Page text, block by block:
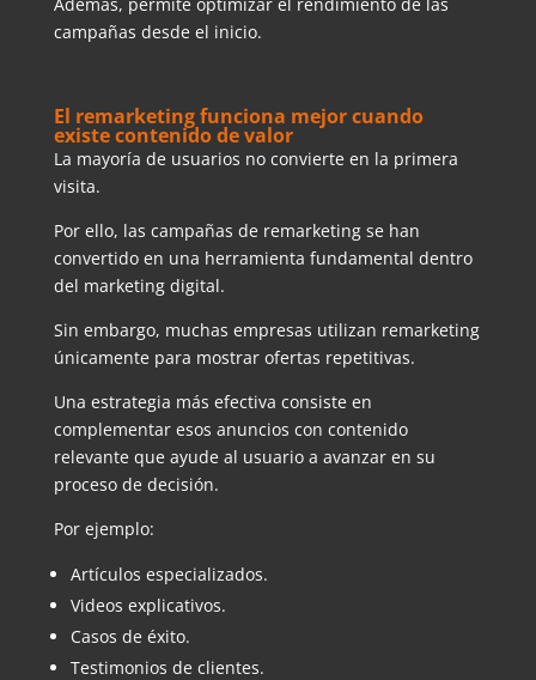
campañas desde el inicio.
El remarketing funciona mejor cuando
existe contenido de valor
La mayoría de usuarios no convierte en la primera
visita.
Por ello, las campañas de remarketing se han
convertido en una herramienta fundamental dentro
del marketing digital.
Sin embargo, muchas empresas utilizan remarketing
únicamente para mostrar ofertas repetitivas.
Una estrategia más efectiva consiste en
complementar esos anuncios con contenido
relevante que ayude al usuario a avanzar en su
proceso de decisión.
Por ejemplo:
Artículos especializados.
Videos explicativos.
Casos de éxito.
Testimonios de clientes.